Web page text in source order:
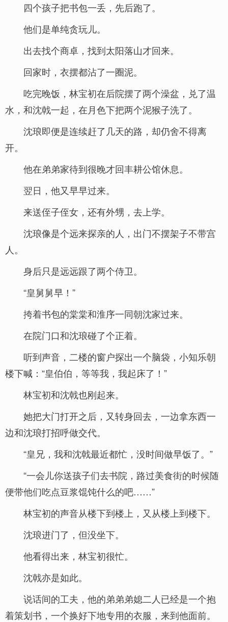
四个孩子把书包一丢，先后跑了。
他们是单纯贪玩儿。
出去找个商卓，找到太阳落山才回来。
回家时，衣摆都沾了一圈泥。
吃完晚饭，林宝初在后院摆了两个澡盆，兑了温
水，和沈戟一起，在月色下把两个泥猴子洗了。
沈琅即便是连续赶了几天的路，却仍舍不得离
开。
他在弟弟家待到很晚才回丰耕公馆休息。
翌日，他又早早过来。
来送侄子侄女，还有外甥，去上学。
沈琅像是个远来探亲的人，出门不摆架子不带宫
人。
身后只是远远跟了两个侍卫。
“皇舅舅早！”
挎着书包的棠棠和淮序一同朝沈家过来。
在院门口和沈琅碰了个正着。
听到声音，二楼的窗户探出一个脑袋，小知乐朝
楼下喊：“皇伯伯，等等我，我起床了！”
林宝初和沈戟也刚起来。
她把大门打开之后，又转身回去，一边拿东西一
边和沈琅打招呼做交代。
“皇兄，我和沈戟最近都忙，没时间做早饭了。”
“一会儿你送孩子们去书院，路过美食街的时候随
便带他们吃点豆浆馄饨什么的吧……”
林宝初的声音从楼下到楼上，又从楼上到楼下。
沈琅进门了，但没坐下。
他看得出来，林宝初很忙。
沈戟亦是如此。
说话间的工夫，他的弟弟弟媳二人已经是一个抱
着策划书，一个换好下地专用的衣服，来到他面前。